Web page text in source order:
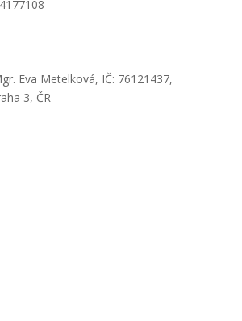
Eva Metelková, IČ: 76121437,
3, ČR